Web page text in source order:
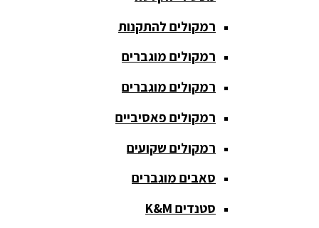
ומגפונים
מדונה
אלחוטית
מיקסר
מוגברים
מיקרופון
רמקולים להתקנות
רמקולים מוגברים
רמקולים מוגברים
רמקולים פאסיביים
רמקולים שקועים
סאבים מוגברים
סטנדים K&M